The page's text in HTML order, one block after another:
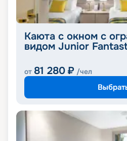
Каюта с окном с
видом Junior
от 81 280 ₽ /чел